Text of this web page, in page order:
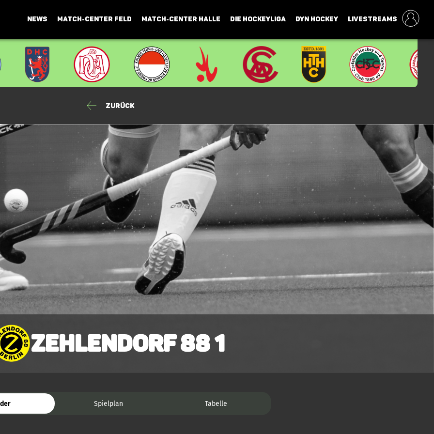
NEWS MATCH-CENTER FELD MATCH-CENTER HALLE DIE HOCKEYLIGA DYN HOCKEY LIVESTREAMS
Zurück
Zehlendorf 88 1
Spielplan Tabelle